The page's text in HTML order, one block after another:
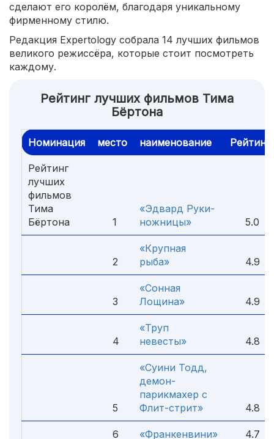
сделают его королём, благодаря уникальному
фирменному стилю.
Редакция Expertology собрала 14 лучших фильмов
великого режиссёра, которые стоит посмотреть
каждому.
Рейтинг лучших фильмов Тима
Бёртона
Номинация место наименование Рейтинг
Рейтинг
лучших
фильмов
Тима
Бёртона
1
«Эдвард Руки-
ножницы»
5.0
2
«Крупная
рыба»
4.9
3
«Сонная
Лощина»
4.9
4
«Труп
невесты»
4.8
5
«Суини Тодд,
демон-
парикмахер с
Флит-стрит»
4.8
6 «Франкенвини» 4.7